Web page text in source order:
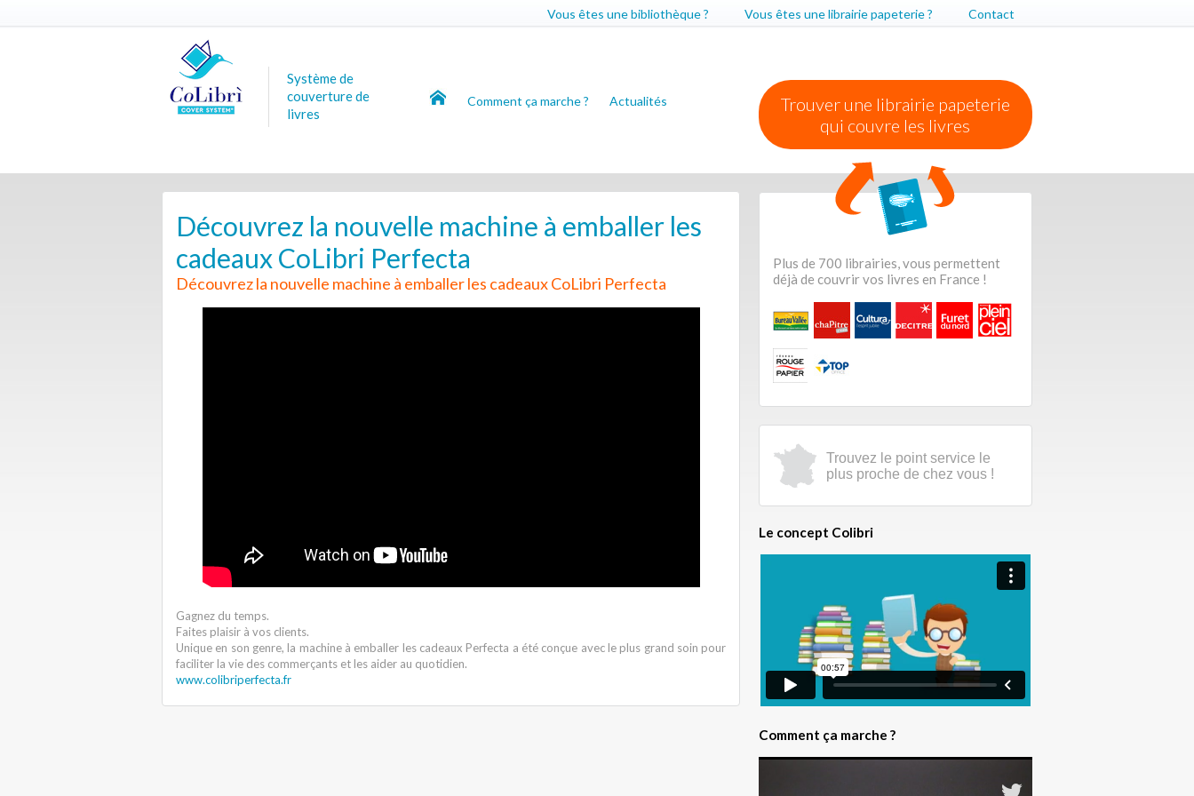
Vous êtes une bibliothèque ? Vous êtes une librairie papeterie ? Contact
Système de
couverture de
livres
Comment ça marche ? Actualités
Découvrez la nouvelle machine à emballer les
cadeaux CoLibri Perfecta
Découvrez la nouvelle machine à emballer les cadeaux CoLibri Perfecta
Gagnez du temps.
Faites plaisir à vos clients.
Unique en son genre, la machine à emballer les cadeaux Perfecta a été conçue avec le plus grand soin pour
faciliter la vie des commerçants et les aider au quotidien.
www.colibriperfecta.fr
Trouver une librairie papeterie
qui couvre les livres
Plus de 700 librairies, vous permettent
déjà de couvrir vos livres en France !
Trouvez le point service le
plus proche de chez vous !
Le concept Colibri
Comment ça marche ?